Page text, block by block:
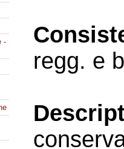
-
regg. e